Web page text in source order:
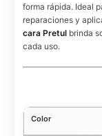
forma rápida. Ideal
reparaciones y
cara Pretul brinda
cada uso.
Color